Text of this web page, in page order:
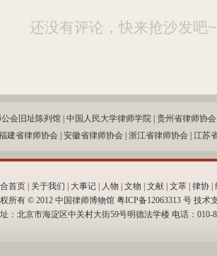
还没有评论，快来抢沙发吧~
会旧址陈列馆 中国人民大学律师学院 贵州省律师协会
建省律师协会 安徽省律师协会 浙江省律师协会 江苏
首页 关于我们 大事记 人物 文物 文献 文萃 律协
所有 © 2012 中国律师博物馆 粤ICP备12063313 号 技术
：北京市海淀区中关村大街59号明德法学楼 电话：010-